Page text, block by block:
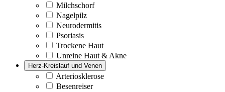
Milchschorf
Nagelpilz
Neurodermitis
Psoriasis
Trockene Haut
Unreine Haut & Akne
Herz-Kreislauf und Venen
Arteriosklerose
Besenreiser